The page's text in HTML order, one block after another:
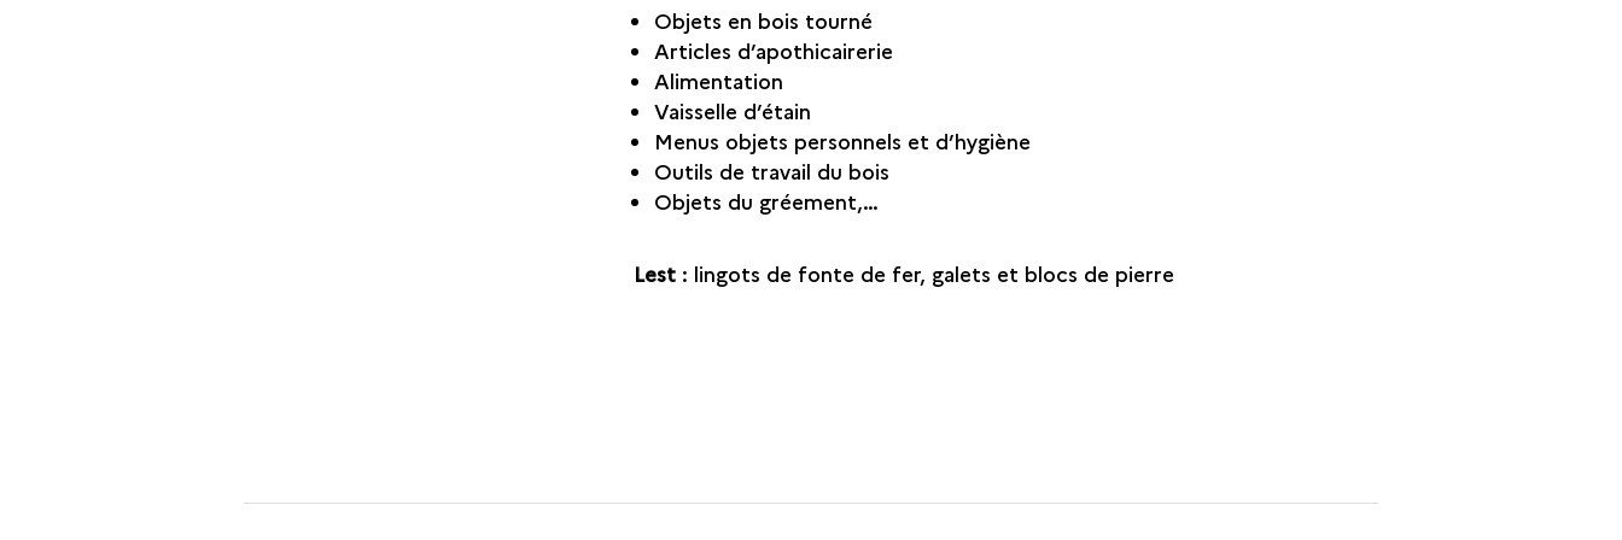
Objets en bois tourné
Articles d’apothicairerie
Alimentation
Vaisselle d’étain
Menus objets personnels et d’hygiène
Outils de travail du bois
Objets du gréement,…
Lest : lingots de fonte de fer, galets et blocs de pierre